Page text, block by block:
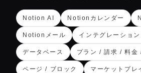
Notion AI Notionカレンダー
Notionメール インテグレーショ
データベース プラン / 請求 / 料金
ページ / ブロック マーケットプレ